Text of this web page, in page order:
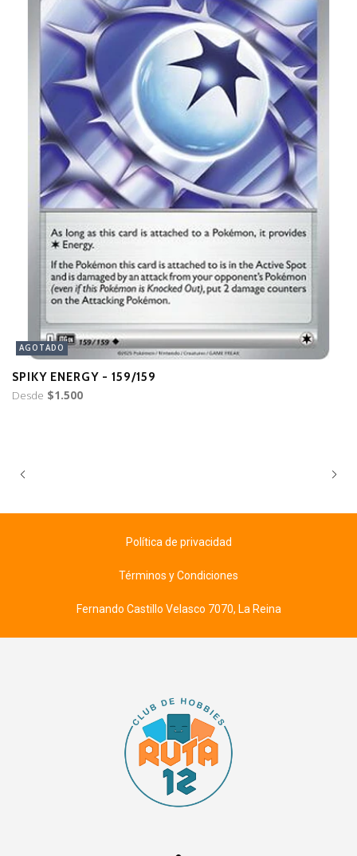
AGOTADO
SPIKY ENERGY - 159/159
Desde $1.500
Política de privacidad
Términos y Condiciones
Fernando Castillo Velasco 7070, La Reina